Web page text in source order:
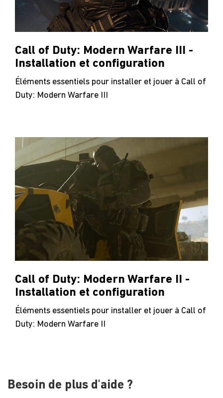
Call of Duty: Modern Warfare III -
Installation et configuration
Éléments essentiels pour installer et jouer à Call of
Duty: Modern Warfare III
Call of Duty: Modern Warfare II -
Installation et configuration
Éléments essentiels pour installer et jouer à Call of
Duty: Modern Warfare II
Besoin de plus d'aide ?